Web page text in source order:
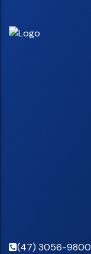
(47) 3056-9800